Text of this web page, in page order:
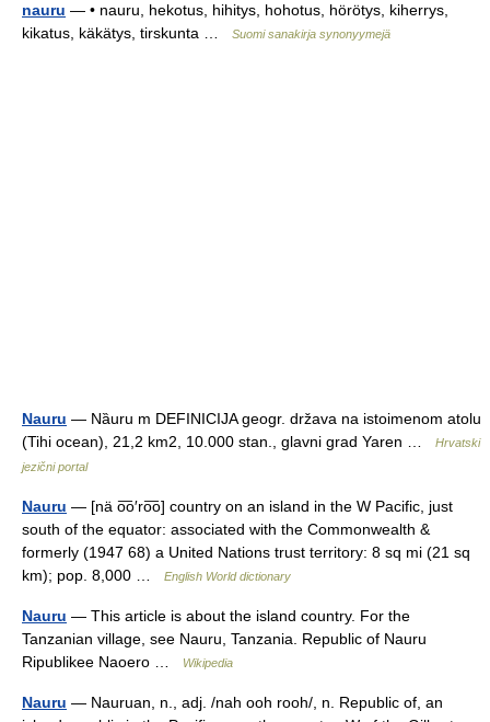
nauru — • nauru, hekotus, hihitys, hohotus, hörötys, kiherrys,
kikatus, käkätys, tirskunta …
Suomi sanakirja synonyymejä
Nauru — Nȁuru m DEFINICIJA geogr. država na istoimenom atolu
(Tihi ocean), 21,2 km2, 10.000 stan., glavni grad Yaren …
Hrvatski
jezični portal
Nauru — [nä o͞o′ro͞o] country on an island in the W Pacific, just
south of the equator: associated with the Commonwealth &
formerly (1947 68) a United Nations trust territory: 8 sq mi (21 sq
km); pop. 8,000 …
English World dictionary
Nauru — This article is about the island country. For the
Tanzanian village, see Nauru, Tanzania. Republic of Nauru
Ripublikee Naoero …
Wikipedia
Nauru — Nauruan, n., adj. /nah ooh rooh/, n. Republic of, an